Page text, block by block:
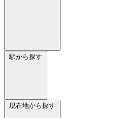
駅から探す
現在地から探す